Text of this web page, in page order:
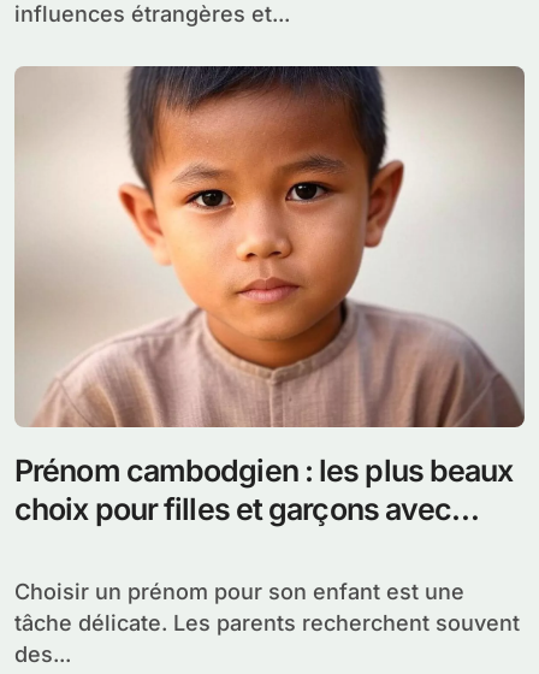
influences étrangères et...
Prénom cambodgien : les plus beaux
choix pour filles et garçons avec
Choisir un prénom pour son enfant est une
tâche délicate. Les parents recherchent souvent
des...